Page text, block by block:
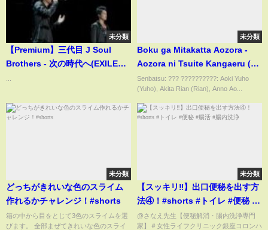
未分類
【Premium】三代目 J Soul
Brothers - 次の時代へ(EXILE
Brothers)
未分類
Boku ga Mitakatta Aozora -
Aozora ni Tsuite Kangaeru (青
空について考える)
(Kan/Rom/Eng Color Coded
Lyrics)
Senbatsu: ??? ??????????: Aoki Yuho
(Yuho), Akita Rian (Rian), Anno Ao...
未分類
どっちがきれいな色のスライム
作れるかチャレンジ！#shorts
箱の中から目をとじて3色のスライムを選
びます。 全部まぜてきれいな色のスライ
未分類
【スッキリ‼︎】出口便秘を出す方
法④！#shorts #トイレ #便秘 #
腸活 #腸内洗浄
@さなえ先生【便秘解消・腸内洗浄専門
家】＃女性ライフクリニック銀座コロンハ